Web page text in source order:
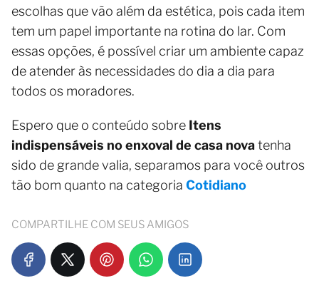
escolhas que vão além da estética, pois cada item
tem um papel importante na rotina do lar. Com
essas opções, é possível criar um ambiente capaz
de atender às necessidades do dia a dia para
todos os moradores.
Espero que o conteúdo sobre Itens
indispensáveis no enxoval de casa novatenha
sido de grande valia, separamos para você outros
tão bom quanto na categoria Cotidiano
COMPARTILHE COM SEUS AMIGOS